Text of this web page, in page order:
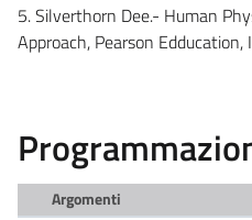
5. Silverthorn Dee.- Human
Approach, Pearson Edducation,
Argomenti